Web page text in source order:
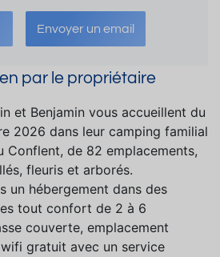
Envoyer un email
par le propriétaire
et Benjamin vous accueillent du
2026 dans leur camping familial
Conflent, de 82 emplacements,
fleuris et arborés.
un hébergement dans des
tout confort de 2 à 6
couverte, emplacement
gratuit avec un service